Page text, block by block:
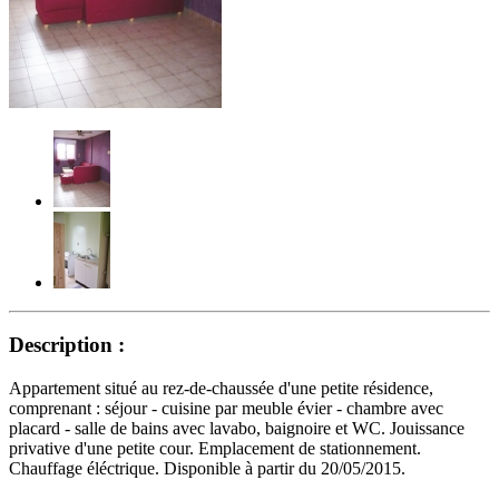
Description :
Appartement situé au rez-de-chaussée d'une petite résidence,
comprenant : séjour - cuisine par meuble évier - chambre avec
placard - salle de bains avec lavabo, baignoire et WC. Jouissance
privative d'une petite cour. Emplacement de stationnement.
Chauffage éléctrique. Disponible à partir du 20/05/2015.